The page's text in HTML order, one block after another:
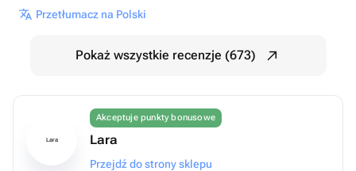
Przetłumacz na Polski
Pokaż wszystkie recenzje (673)
Lara
Akceptuje punkty bonusowe
Lara
Przejdź do strony sklepu